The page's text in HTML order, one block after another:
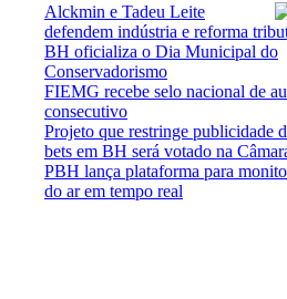
Alckmin e Tadeu Leite
defendem indústria e reforma
BH oficializa o Dia Municipal do
Conservadorismo
FIEMG recebe selo nacional de
consecutivo
Projeto que restringe publicidade
bets em BH será votado na
PBH lança plataforma para
do ar em tempo real